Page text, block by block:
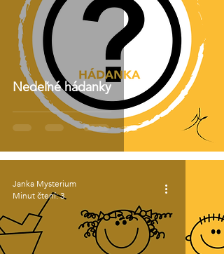
Nedeľné hádanky
Janka Mysterium
Minut čtení: 3